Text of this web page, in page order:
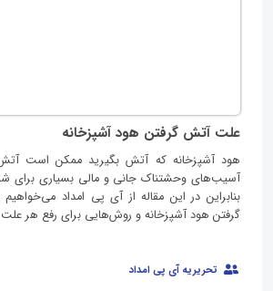
علت آتش گرفتن هود آشپزخانه
هود آشپزخانه که آتش بگیرید ممکن است
آسیب‌های وحشتناک جانی و مالی بسیاری برای
بنابراین در این مقاله از آی‌ پی امداد
گرفتن هود آشپزخانه و روش‌هایی برای رفع هر علت
تحریریه آی پی امداد